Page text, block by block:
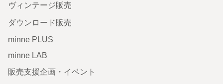
ヴィンテージ販売
ダウンロード販売
minne PLUS
minne LAB
販売支援企画・イベント